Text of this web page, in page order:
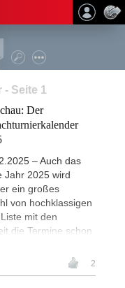
Seite 1
Der
– Auch das
Jahr 2025 wird
ein großes
von hochklassigen
mit den
die Termine schon
2